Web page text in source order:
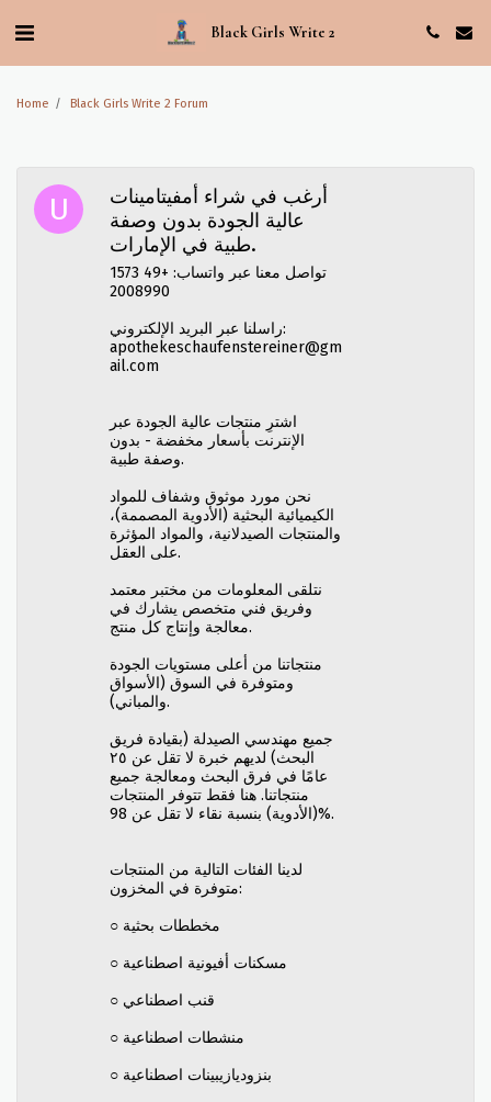
Black Girls Write 2
Home Black Girls Write 2 Forum
أرغب في شراء أمفيتامينات
عالية الجودة بدون وصفة
طبية في الإمارات.
تواصل معنا عبر واتساب: +49 1573
2008990
راسلنا عبر البريد الإلكتروني:
apothekeschaufenstereiner@gm
ail.com
اشترِ منتجات عالية الجودة عبر
الإنترنت بأسعار مخفضة - بدون
وصفة طبية.
نحن مورد موثوق وشفاف للمواد
الكيميائية البحثية (الأدوية المصممة)،
والمنتجات الصيدلانية، والمواد المؤثرة
على العقل.
نتلقى المعلومات من مختبر معتمد
وفريق فني متخصص يشارك في
معالجة وإنتاج كل منتج.
منتجاتنا من أعلى مستويات الجودة
ومتوفرة في السوق (الأسواق
والمباني).
جميع مهندسي الصيدلة (بقيادة فريق
البحث) لديهم خبرة لا تقل عن ٢٥
عامًا في فرق البحث ومعالجة جميع
منتجاتنا. هنا فقط تتوفر المنتجات
(الأدوية) بنسبة نقاء لا تقل عن 98%.
لدينا الفئات التالية من المنتجات
متوفرة في المخزون:
○ مخططات بحثية
○ مسكنات أفيونية اصطناعية
○ قنب اصطناعي
○ منشطات اصطناعية
○ بنزوديازيبينات اصطناعية